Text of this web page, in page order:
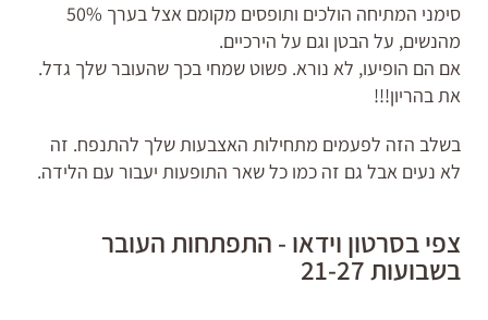
סימני המתיחה הולכים ותופסים מקומם אצל בערך 50%
מהנשים, על הבטן וגם על הירכיים.
אם הם הופיעו, לא נורא. פשוט שמחי בכך שהעובר שלך גדל.
את בהריון!!!
בשלב הזה לפעמים מתחילות האצבעות שלך להתנפח. זה
לא נעים אבל גם זה כמו כל שאר התופעות יעבור עם הלידה.
צפי בסרטון וידאו - התפתחות העובר
בשבועות 21-27